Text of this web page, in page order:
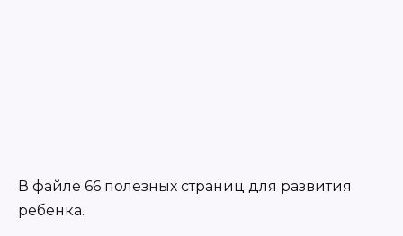
В файле 66 полезных страниц для развития
ребенка.